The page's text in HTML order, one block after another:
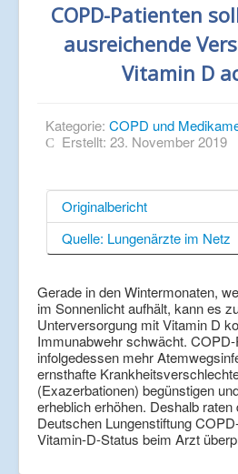
COPD-Patienten
ausreichende
Vitamin D
Kategorie: COPD und
Erstellt: 23. November 2019
Originalbericht
Quelle: Lungenärzte im Netz
Gerade in den Wintermonaten,
im Sonnenlicht aufhält, kann es
Unterversorgung mit Vitamin D
Immunabwehr schwächt.
infolgedessen mehr
ernsthafte
(Exazerbationen) begünstigen
erheblich erhöhen. Deshalb
Deutschen Lungenstiftung
Vitamin-D-Status beim Arzt